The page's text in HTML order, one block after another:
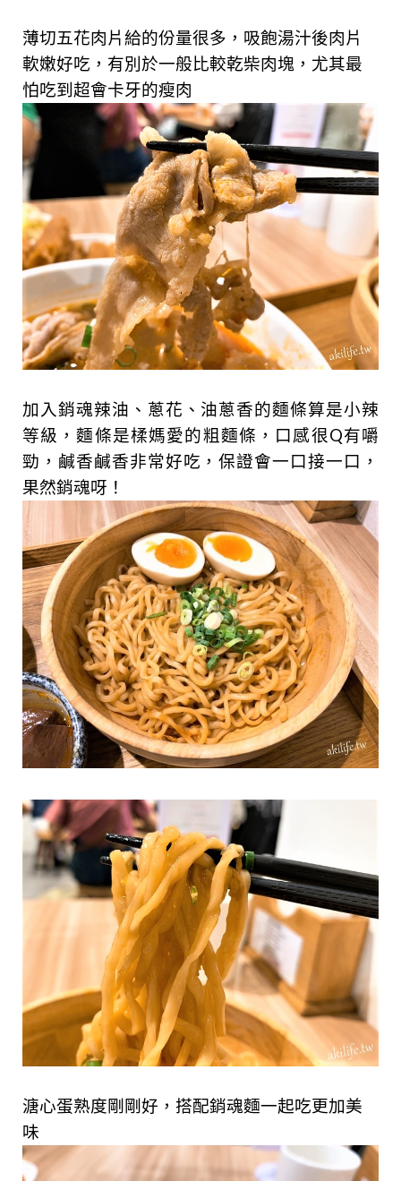
薄切五花肉片給的份量很多，吸飽湯汁後肉片
軟嫩好吃，有別於一般比較乾柴肉塊，尤其最
怕吃到超會卡牙的瘦肉
加入銷魂辣油、蔥花、油蔥香的麵條算是小辣
等級，麵條是楺媽愛的粗麵條，口感很Q有嚼
勁，鹹香鹹香非常好吃，保證會一口接一口，
果然銷魂呀！
溏心蛋熟度剛剛好，搭配銷魂麵一起吃更加美
味